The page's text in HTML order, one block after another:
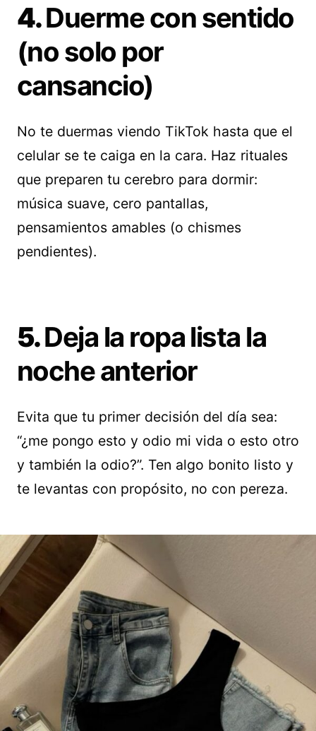
4.Duerme con sentido
(no solo por
cansancio)
No te duermas viendo TikTok hasta que el
celular se te caiga en la cara. Haz rituales
que preparen tu cerebro para dormir:
música suave, cero pantallas,
pensamientos amables (o chismes
pendientes).
5.Deja la ropa lista la
noche anterior
Evita que tu primer decisión del día sea:
“¿me pongo esto y odio mi vida o esto otro
y también la odio?”. Ten algo bonito listo y
te levantas con propósito, no con pereza.